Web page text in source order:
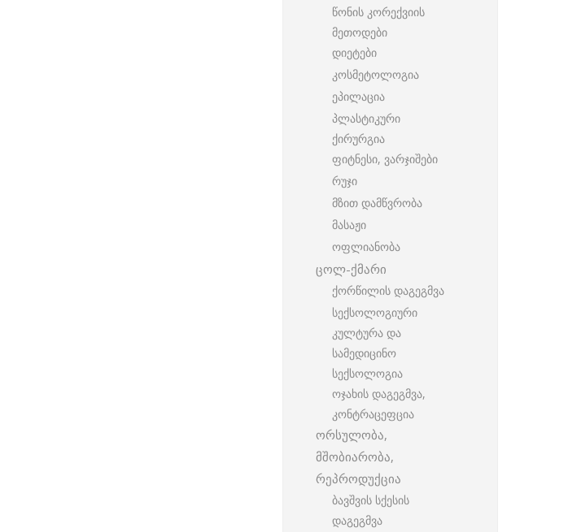
წონის კორექვიის
მეთოდები
დიეტები
კოსმეტოლოგია
ეპილაცია
პლასტიკური
ქირურგია
ფიტნესი, ვარჯიშები
რუჯი
მზით დამწვრობა
მასაჟი
ოფლიანობა
ცოლ-ქმარი
ქორწილის დაგეგმვა
სექსოლოგიური
კულტურა და
სამედიცინო
სექსოლოგია
ოჯახის დაგეგმვა,
კონტრაცეფცია
ორსულობა,
მშობიარობა,
რეპროდუქცია
ბავშვის სქესის
დაგეგმვა